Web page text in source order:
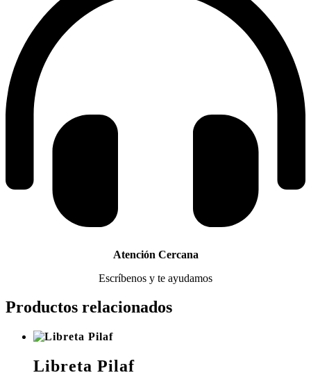
Atención Cercana
Escríbenos y te ayudamos
Productos relacionados
Libreta Pilaf